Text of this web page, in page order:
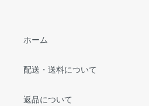
ホーム
配送・送料について
返品について